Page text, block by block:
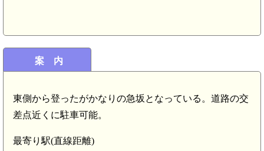
案 内
東側から登ったがかなりの急坂となっている。道路の交
差点近くに駐車可能。
最寄り駅(直線距離)
長門 鰐坊山城(7.4km)